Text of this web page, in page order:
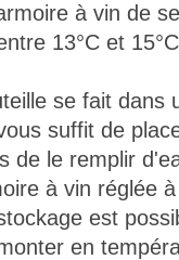
à vin de
13°C et
se fait dans
suffit de
de le remplir
à vin réglée
est
en